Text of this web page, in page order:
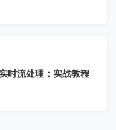
时流处理：实战教程